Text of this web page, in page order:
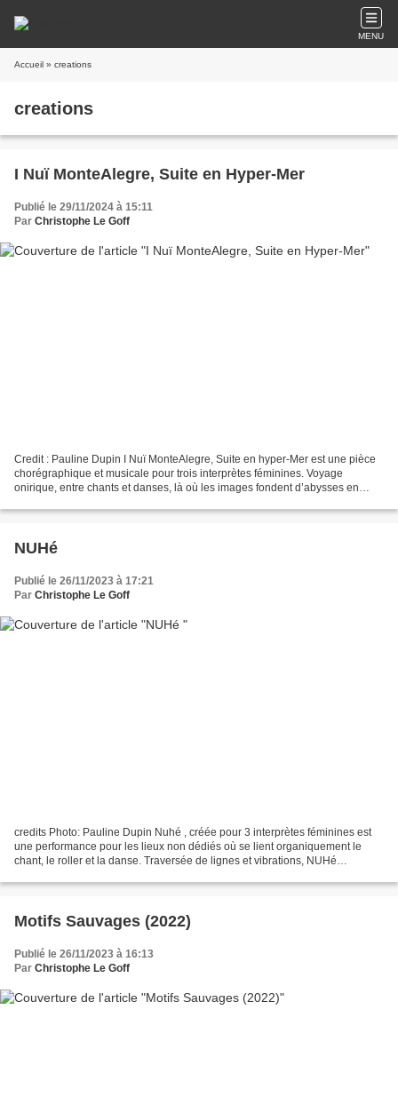
MENU
Accueil » creations
creations
I Nuï MonteAlegre, Suite en Hyper-Mer
Publié le 29/11/2024 à 15:11
Par Christophe Le Goff
Credit : Pauline Dupin I Nuï MonteAlegre, Suite en hyper-Mer est une pièce
chorégraphique et musicale pour trois interprètes féminines. Voyage
onirique, entre chants et danses, là où les images fondent d’abysses en
NUHé
Publié le 26/11/2023 à 17:21
Par Christophe Le Goff
credits Photo: Pauline Dupin Nuhé , créée pour 3 interprètes féminines est
une performance pour les lieux non dédiés où se lient organiquement le
chant, le roller et la danse. Traversée de lignes et vibrations, NUHé
Motifs Sauvages (2022)
Publié le 26/11/2023 à 16:13
Par Christophe Le Goff